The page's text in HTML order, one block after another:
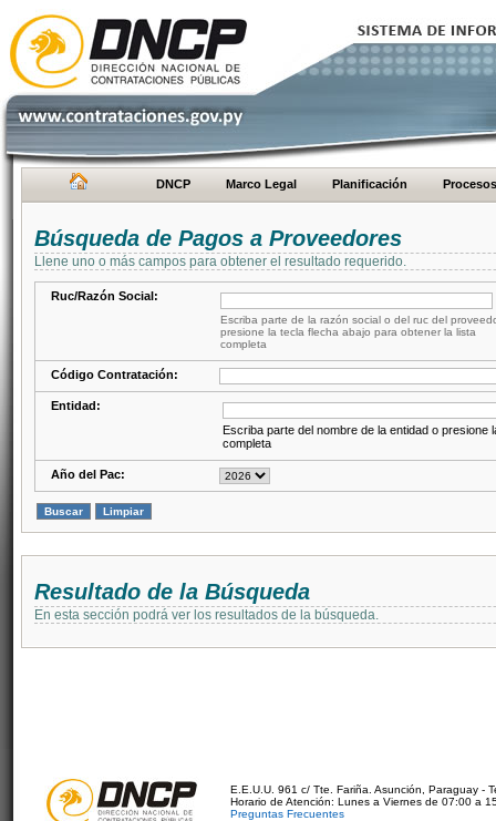
DNCP Marco Legal Planificación Procesos
Búsqueda de Pagos a Proveedores
Llene uno o más campos para obtener el resultado requerido.
Ruc/Razón Social:
Escriba parte de la razón social o del ruc del
presione la tecla flecha abajo para obtener la lista
completa
Código Contratación:
Entidad:
Escriba parte del nombre de la entidad o presione
completa
Año del Pac:
Resultado de la Búsqueda
En esta sección podrá ver los resultados de la búsqueda.
E.E.U.U. 961 c/ Tte. Fariña. Asunción, Paraguay -
Horario de Atención: Lunes a Viernes de 07:00 a
Preguntas Frecuentes